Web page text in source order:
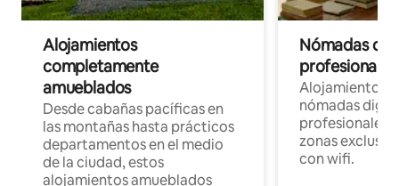
Alojamientos
completamente
amueblados
Desde cabañas pacíficas en
las montañas hasta prácticos
departamentos en el medio
de la ciudad, estos
alojamientos amueblados
Nómadas
Alojamientos
nómadas
profesionales
zonas
con wifi.